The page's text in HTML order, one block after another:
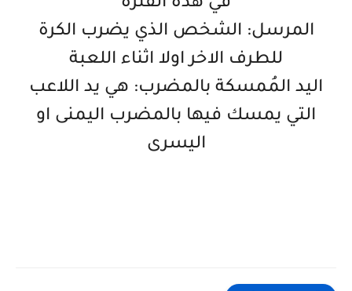
في هذه الفترة
المرسل: الشخص الذي يضرب الكرة
للطرف الاخر اولا اثناء اللعبة
اليد المُمسكة بالمضرب: هي يد اللاعب
التي يمسك فيها بالمضرب اليمنى او
اليسرى